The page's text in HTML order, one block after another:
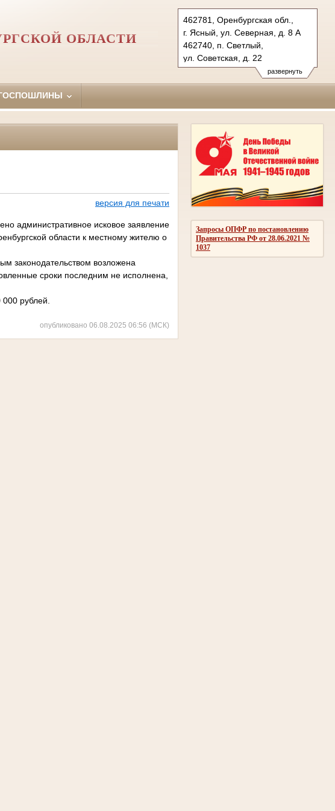
развернуть
462781, Оренбургская обл.,
г. Ясный, ул. Северная, д. 8 А
462740, п. Светлый,
ул. Советская, д. 22
Тел.: (35368) 2-25-63 (т/ф),
(35366) 2-15-85 (т/ф)
svetlinsky.orb@sudrf.ru
ОБЛАСТИ
Запросы ОПФР по постановлению
Правительства РФ от 28.06.2021 №
1037
версия для печати
административное исковое заявление
области к местному жителю о
законодательством возложена
сроки последним не исполнена,
рублей.
опубликовано 06.08.2025 06:56 (МСК)